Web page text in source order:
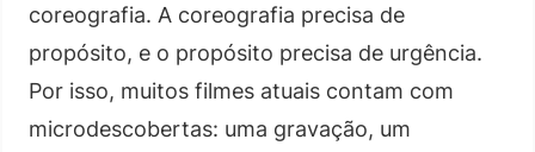
coreografia. A coreografia precisa de
propósito, e o propósito precisa de urgência.
Por isso, muitos filmes atuais contam com
microdescobertas: uma gravação, um